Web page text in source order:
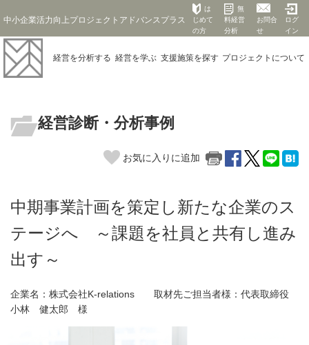
中小企業活力向上プロジェクトアドバンスプラス
は
じめて
の方
無
料経営
分析
お問合
せ
ログ
イン
経営を分析する 経営を学ぶ 支援施策を探す プロジェクト について
経営診断・分析事例
お気に入りに追加
中期事業計画を策定し新たな企業のス
テージへ ～課題を社員と共有し進み
出す～
企業名：株式会社K-relations 取材先ご担当者様：代表取締役
小林 健太郎 様